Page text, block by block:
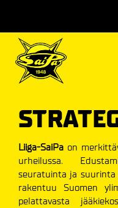
Liiga-SaiPa on
urheilussa.
seuratuinta ja suurinta
rakentuu Suomen
pelattavasta